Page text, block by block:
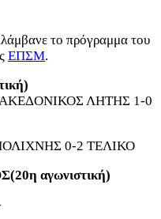
το πρόγραμμα του
ΕΠΣΜ.
ΛΗΤΗΣ 1-0
0-2 ΤΕΛΙΚΟ
αγωνιστική)